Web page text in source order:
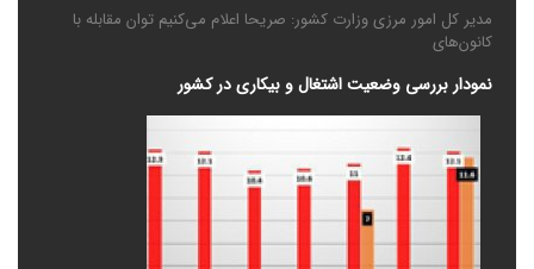
مدیر کل امور مرزی وزارت کشور: صریحا اعلام می‌کنیم توان مقابله با
کانون‌های
نمودار بررسی وضعیت اشتغال و بیکاری در کشور